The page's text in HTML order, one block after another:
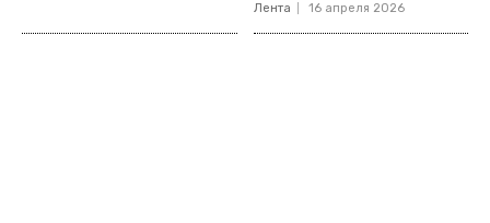
Лента 16 апреля 2026